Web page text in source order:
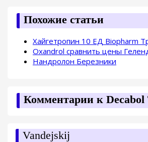
Похожие статьи
Хайгетропин 10 ЕД Biopharm
Oxandrol сравнить цены
Нандролон Березники
Комментарии к Decabol
Vandejskij